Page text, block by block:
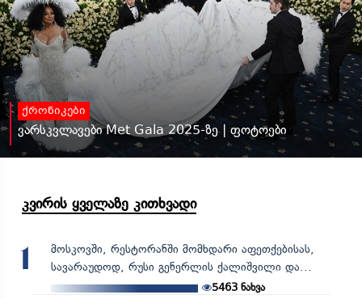
ქრონიკები
ვარსკვლავები Met Gala 2025-ზე | ფოტოები
კვირის ყველაზე კითხვადი
1
მოსკოვში, რესტორანში მომხდარი აფეთქებისას,
სავარაუდოდ, რუსი გენერლის ქალიშვილი და...
5463 ნახვა